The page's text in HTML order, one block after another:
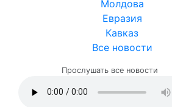
Молдова
Евразия
Кавказ
Все новости
Прослушать все новости